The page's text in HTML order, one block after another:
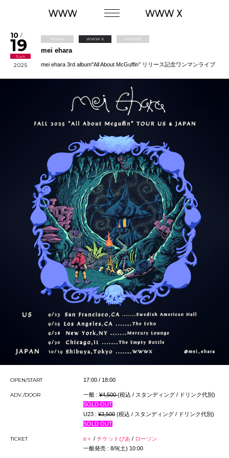
10 /
19
Sun
2025
WWW WWW X WWWβ
mei ehara
mei ehara 3rd album''All About McGuffin’’ リリース記念ワンマンライブ
OPEN/START 17:00 / 18:00
ADV./DOOR 一般 :¥4,500(税込 / スタンディング / ドリンク代別)
SOLD OUT
U23 :¥3,500(税込 / スタンディング / ドリンク代別)
SOLD OUT
TICKET e＋ / チケットぴあ / ローソン
一般発売 : 8/9(土) 10:00